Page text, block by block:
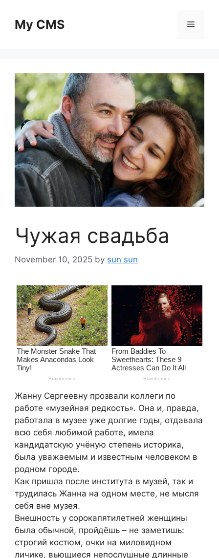
contentMy CMS Menu
Чужая свадьба
November 10, 2025 by sun sun
Жанну Сергеевну прозвали коллеги по
работе «музейная редкость». Она и, правда,
работала в музее уже долгие годы, отдавала
всю себя любимой работе, имела
кандидатскую учёную степень историка,
была уважаемым и известным человеком в
родном городе.
Как пришла после института в музей, так и
трудилась Жанна на одном месте, не мысля
себя вне музея.
Внешность у сорокапятилетней женщины
была обычной, пройдёшь – не заметишь:
строгий костюм, очки на миловидном
личике, вьющиеся непослушные длинные